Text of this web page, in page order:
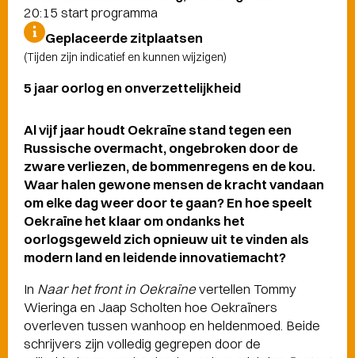
20:15 start programma
Geplaceerde zitplaatsen
(Tijden zijn indicatief en kunnen wijzigen)
5 jaar oorlog en onverzettelijkheid
Al vijf jaar houdt Oekraïne stand tegen een
Russische overmacht, ongebroken door de
zware verliezen, de bommenregens en de kou.
Waar halen gewone mensen de kracht vandaan
om elke dag weer door te gaan? En hoe speelt
Oekraïne het klaar om ondanks het
oorlogsgeweld zich opnieuw uit te vinden als
modern land en leidende innovatiemacht?
In Naar het front in Oekraïnevertellen Tommy
Wieringa en Jaap Scholten hoe Oekraïners
overleven tussen wanhoop en heldenmoed. Beide
schrijvers zijn volledig gegrepen door de